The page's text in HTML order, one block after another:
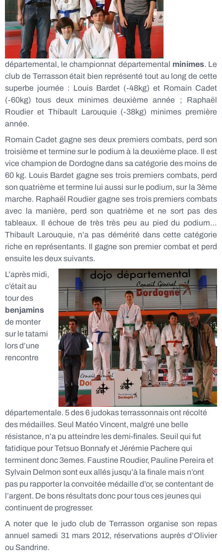
départemental, le championnat départemental minimes. Le
club de Terrasson était bien représenté tout au long de cette
superbe journée : Louis Bardet (-48kg) et Romain Cadet
(-60kg) tous deux minimes deuxième année ; Raphaël
Roudier et Thibault Larouquie (-38kg) minimes première
année.
Romain Cadet gagne ses deux premiers combats, perd son
troisième et termine sur le podium à la deuxième place. Il est
vice champion de Dordogne dans sa catégorie des moins de
60 kg. Louis Bardet gagne ses trois premiers combats, perd
son quatrième et termine lui aussi sur le podium, sur la 3ème
marche. Raphaël Roudier gagne ses trois premiers combats
avec la manière, perd son quatrième et ne sort pas des
tableaux. Il échoue de très très peu au pied du podium…
Thibault Larouquie, n’a pas démérité dans cette catégorie
riche en représentants. Il gagne son premier combat et perd
ensuite les deux suivants.
L’après midi,
c’était au
tour des
benjamins
de monter
sur le tatami
lors d’une
rencontre
départementale. 5 des 6 judokas terrassonnais ont récolté
des médailles. Seul Matéo Vincent, malgré une belle
résistance, n’a pu atteindre les demi-finales. Seuil qui fut
fatidique pour Tetsuo Bonnafy et Jérémie Pachere qui
terminent donc 3emes. Faustine Roudier, Pauline Pereira et
Sylvain Delmon sont eux allés jusqu’à la finale mais n’ont
pas pu rapporter la convoitée médaille d’or, se contentant de
l’argent. De bons résultats donc pour tous ces jeunes qui
continuent de progresser.
A noter que le judo club de Terrasson organise son repas
annuel samedi 31 mars 2012, réservations auprès d’Olivier
ou Sandrine.